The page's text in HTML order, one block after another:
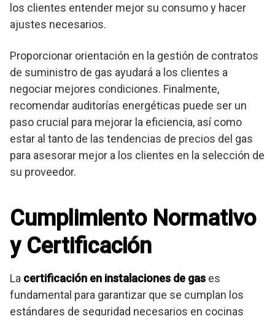
los clientes entender mejor su consumo y hacer
ajustes necesarios.
Proporcionar orientación en la gestión de contratos
de suministro de gas ayudará a los clientes a
negociar mejores condiciones. Finalmente,
recomendar auditorías energéticas puede ser un
paso crucial para mejorar la eficiencia, así como
estar al tanto de las tendencias de precios del gas
para asesorar mejor a los clientes en la selección de
su proveedor.
Cumplimiento Normativo
y Certificación
La certificación en instalaciones de gas es
fundamental para garantizar que se cumplan los
estándares de seguridad necesarios en cocinas